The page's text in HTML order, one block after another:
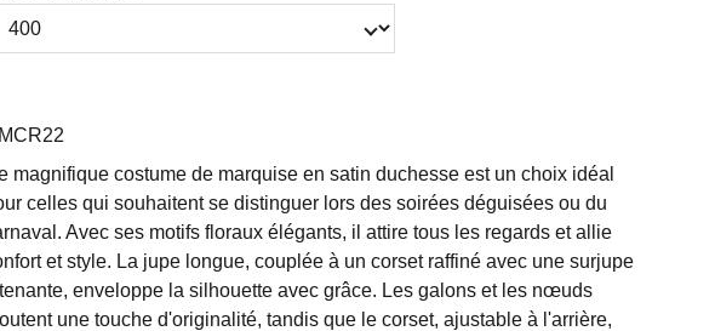
magnifique costume de marquise en satin duchesse est un choix idéal
celles qui souhaitent se distinguer lors des soirées déguisées ou du
Avec ses motifs floraux élégants, il attire tous les regards et allie
et style. La jupe longue, couplée à un corset raffiné avec une surjupe
enveloppe la silhouette avec grâce. Les galons et les nœuds
une touche d'originalité, tandis que le corset, ajustable à l'arrière,